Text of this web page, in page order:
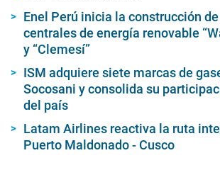
Enel Perú inicia la construcción
centrales de energía renovable
y “Clemesí”
ISM adquiere siete marcas de
Socosani y consolida su
del país
Latam Airlines reactiva la ruta
Puerto Maldonado - Cusco